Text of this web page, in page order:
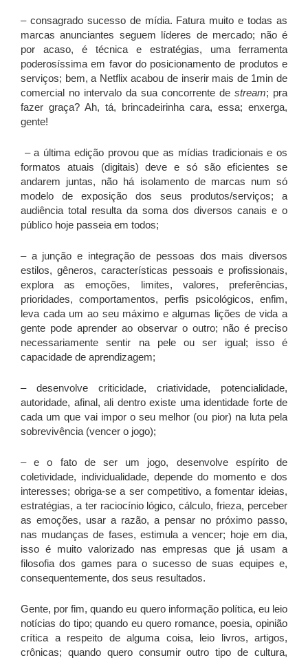
– consagrado sucesso de mídia. Fatura muito e todas as
marcas anunciantes seguem líderes de mercado; não é
por acaso, é técnica e estratégias, uma ferramenta
poderosíssima em favor do posicionamento de produtos e
serviços; bem, a Netflix acabou de inserir mais de 1min de
comercial no intervalo da sua concorrente de stream; pra
fazer graça? Ah, tá, brincadeirinha cara, essa; enxerga,
gente!
– a última edição provou que as mídias tradicionais e os
formatos atuais (digitais) deve e só são eficientes se
andarem juntas, não há isolamento de marcas num só
modelo de exposição dos seus produtos/serviços; a
audiência total resulta da soma dos diversos canais e o
público hoje passeia em todos;
– a junção e integração de pessoas dos mais diversos
estilos, gêneros, características pessoais e profissionais,
explora as emoções, limites, valores, preferências,
prioridades, comportamentos, perfis psicológicos, enfim,
leva cada um ao seu máximo e algumas lições de vida a
gente pode aprender ao observar o outro; não é preciso
necessariamente sentir na pele ou ser igual; isso é
capacidade de aprendizagem;
– desenvolve criticidade, criatividade, potencialidade,
autoridade, afinal, ali dentro existe uma identidade forte de
cada um que vai impor o seu melhor (ou pior) na luta pela
sobrevivência (vencer o jogo);
– e o fato de ser um jogo, desenvolve espírito de
coletividade, individualidade, depende do momento e dos
interesses; obriga-se a ser competitivo, a fomentar ideias,
estratégias, a ter raciocínio lógico, cálculo, frieza, perceber
as emoções, usar a razão, a pensar no próximo passo,
nas mudanças de fases, estimula a vencer; hoje em dia,
isso é muito valorizado nas empresas que já usam a
filosofia dos games para o sucesso de suas equipes e,
consequentemente, dos seus resultados.
Gente, por fim, quando eu quero informação política, eu leio
notícias do tipo; quando eu quero romance, poesia, opinião
crítica a respeito de alguma coisa, leio livros, artigos,
crônicas; quando quero consumir outro tipo de cultura,